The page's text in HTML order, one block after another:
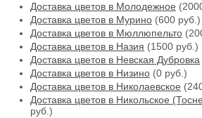
Доставка цветов в Молодежное
Доставка цветов в Мурино (600 руб.)
Доставка цветов в Мюллюпельто
Доставка цветов в Назия (1500 руб.)
Доставка цветов в Невская Дубровка
Доставка цветов в Низино (0 руб.)
Доставка цветов в Николаевское
Доставка цветов в Никольское
руб.)